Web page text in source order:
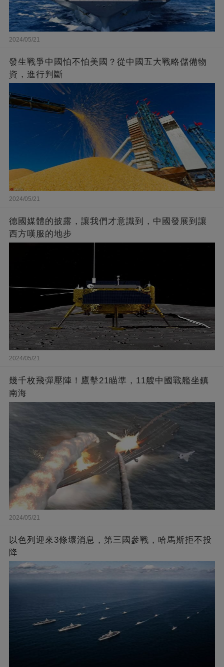
2024/05/21
發生戰爭中國怕不怕美國？從中國五大戰略儲備物
資，進行判斷
2024/05/21
德國媒體的披露，讓我們才意識到，中國發展到讓
西方嘆服的地步
2024/05/21
幾千枚飛彈壓陣！鷹擊21瞄準，11艘中國戰艦坐鎮
南海
2024/05/21
以色列迎來3條壞消息，第三國參戰，哈馬斯拒不投
降